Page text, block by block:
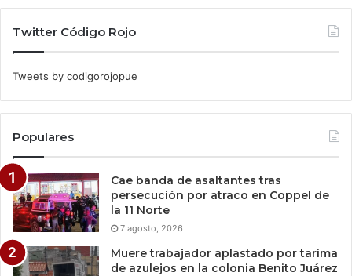
Twitter Código Rojo
Tweets by codigorojopue
Populares
Cae banda de asaltantes tras
persecución por atraco en Coppel de
la 11 Norte
7 agosto, 2026
Muere trabajador aplastado por tarima
de azulejos en la colonia Benito Juárez